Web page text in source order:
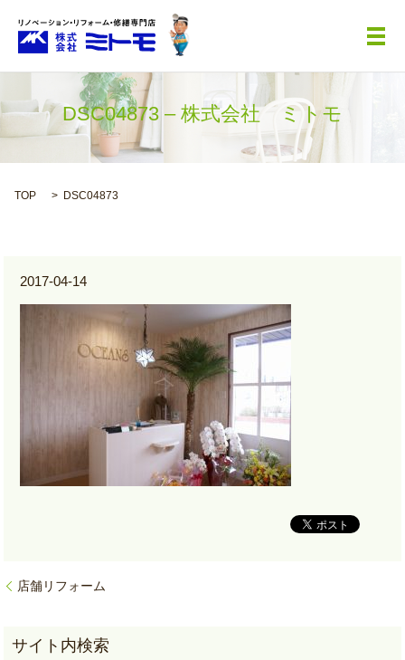
メ
DSC04873 – 株式会社 ミトモ
TOP DSC04873
2017-04-14
店舗リフォーム